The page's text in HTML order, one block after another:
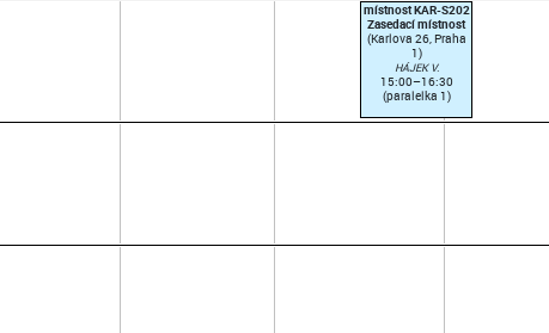
místnost KAR-S202
Zasedací místnost
(Karlova 26, Praha
1)
HÁJEK V.
15:00–16:30
(paralelka 1)